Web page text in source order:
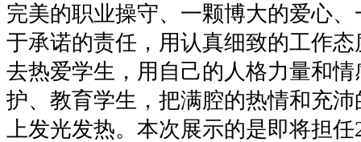
完美的职业操守、一颗博大的爱心
于承诺的责任，用认真细致的工作
去热爱学生，用自己的人格力量和
护、教育学生，把满腔的热情和充
上发光发热。本次展示的是即将担